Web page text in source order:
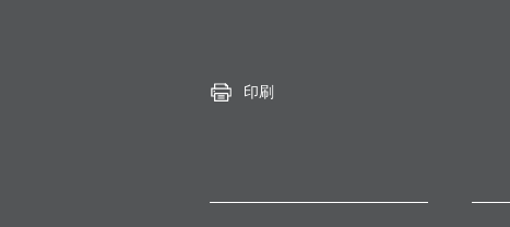
印刷